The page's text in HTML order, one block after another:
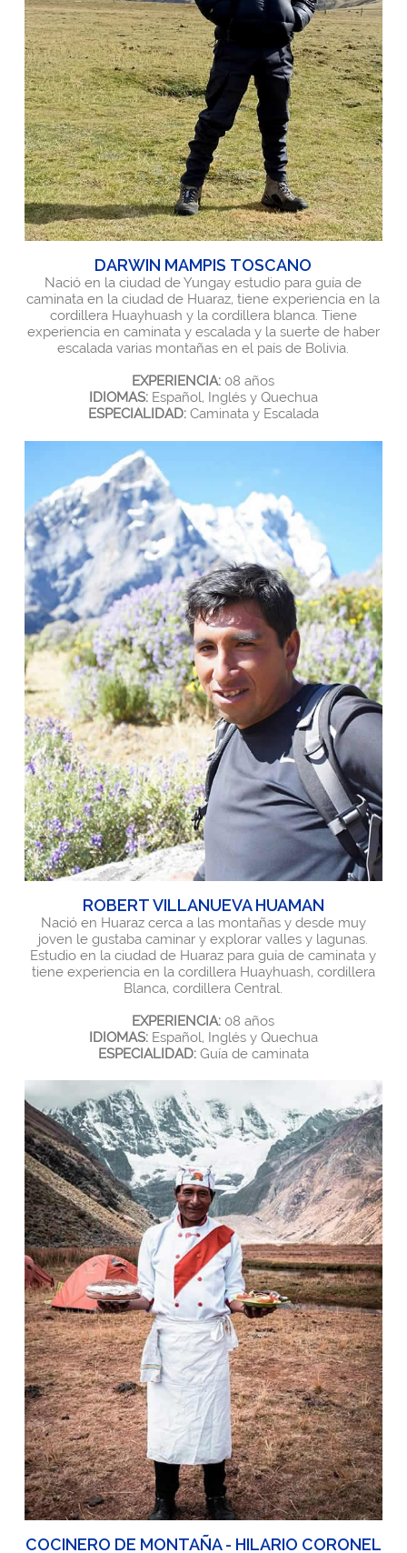
DARWIN MAMPIS TOSCANO
Nació en la ciudad de Yungay estudio para guía de
caminata en la ciudad de Huaraz, tiene experiencia en la
cordillera Huayhuash y la cordillera blanca. Tiene
experiencia en caminata y escalada y la suerte de haber
escalada varias montañas en el país de Bolivia.
EXPERIENCIA: 08 años
IDIOMAS:Español, Inglés y Quechua
ESPECIALIDAD:Caminata y Escalada
ROBERT VILLANUEVA HUAMAN
Nació en Huaraz cerca a las montañas y desde muy
joven le gustaba caminar y explorar valles y lagunas.
Estudio en la ciudad de Huaraz para guía de caminata y
tiene experiencia en la cordillera Huayhuash, cordillera
Blanca, cordillera Central.
EXPERIENCIA: 08 años
IDIOMAS:Español, Inglés y Quechua
ESPECIALIDAD:Guía de caminata
COCINERO DE MONTAÑA - HILARIO CORONEL